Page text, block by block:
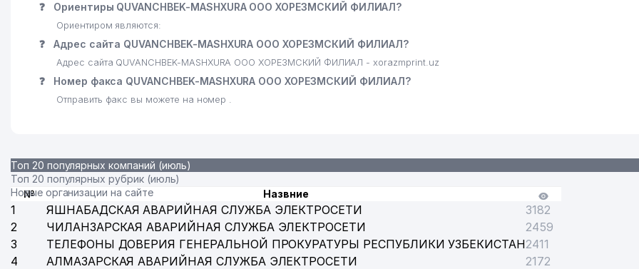
❓ Ориентиры QUVANCHBEK-MASHXURA ООО ХОРЕЗМСКИЙ ФИЛИАЛ?
Ориентиром являются:
❓ Адрес сайта QUVANCHBEK-MASHXURA ООО ХОРЕЗМСКИЙ ФИЛИАЛ?
Адрес сайта QUVANCHBEK-MASHXURA ООО ХОРЕЗМСКИЙ ФИЛИАЛ - xorazmprint.uz
❓ Номер факса QUVANCHBEK-MASHXURA ООО ХОРЕЗМСКИЙ ФИЛИАЛ?
Отправить факс вы можете на номер .
Топ 20 популярных компаний (июль)
Топ 20 популярных рубрик (июль)
Новые организации на сайте
№ Назвние
1 ЯШНАБАДСКАЯ АВАРИЙНАЯ СЛУЖБА ЭЛЕКТРОСЕТИ
3182
2
ЧИЛАНЗАРСКАЯ АВАРИЙНАЯ СЛУЖБА ЭЛЕКТРОСЕТИ
2459
3
ТЕЛЕФОНЫ ДОВЕРИЯ ГЕНЕРАЛЬНОЙ ПРОКУРАТУРЫ РЕСПУБЛИКИ УЗБЕКИСТАН2411
4
АЛМАЗАРСКАЯ АВАРИЙНАЯ СЛУЖБА ЭЛЕКТРОСЕТИ
2172